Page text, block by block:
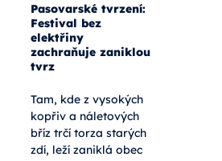
Pasovarské tvrzení:
Festival bez
elektřiny
zachraňuje zaniklou
tvrz
Tam, kde z vysokých
kopřiv a náletových
bříz trčí torza starých
zdí, leží zaniklá obec